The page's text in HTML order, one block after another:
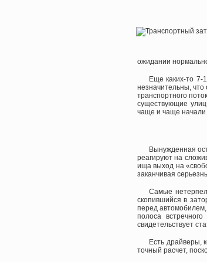
ожидании
Еще каких-то 7-
незначительны,
транспортного
существующие
чаще и чаще начали
Вынужденная
реагируют на
ища выход на
заканчивая
Самые
скопившийся в
перед автомобилем,
полоса
свидетельствует
Есть драйверы,
точный расчет,